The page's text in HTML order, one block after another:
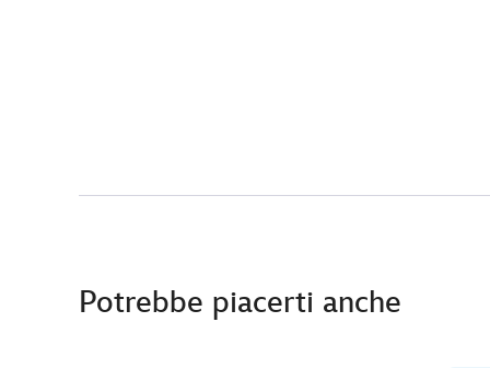
Potrebbe piacerti anche